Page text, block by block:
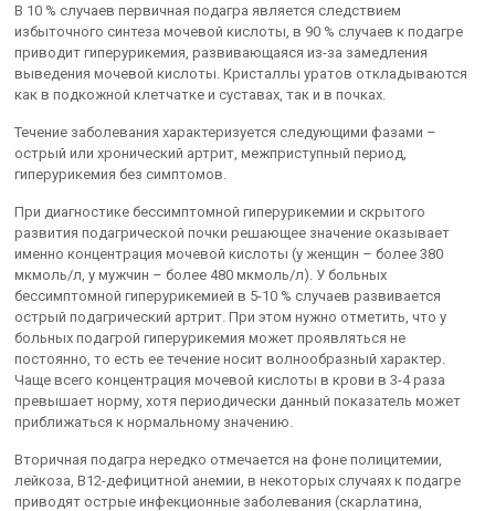
В 10 % случаев первичная подагра является следствием
избыточного синтеза мочевой кислоты, в 90 % случаев к подагре
приводит гиперурикемия, развивающаяся из-за замедления
выведения мочевой кислоты. Кристаллы уратов откладываются
как в подкожной клетчатке и суставах, так и в почках.
Течение заболевания характеризуется следующими фазами –
острый или хронический артрит, межприступный период,
гиперурикемия без симптомов.
При диагностике бессимптомной гиперурикемии и скрытого
развития подагрической почки решающее значение оказывает
именно концентрация мочевой кислоты (у женщин – более 380
мкмоль/л, у мужчин – более 480 мкмоль/л). У больных
бессимптомной гиперурикемией в 5-10 % случаев развивается
острый подагрический артрит. При этом нужно отметить, что у
больных подагрой гиперурикемия может проявляться не
постоянно, то есть ее течение носит волнообразный характер.
Чаще всего концентрация мочевой кислоты в крови в 3-4 раза
превышает норму, хотя периодически данный показатель может
приближаться к нормальному значению.
Вторичная подагра нередко отмечается на фоне полицитемии,
лейкоза, В12-дефицитной анемии, в некоторых случаях к подагре
приводят острые инфекционные заболевания (скарлатина,